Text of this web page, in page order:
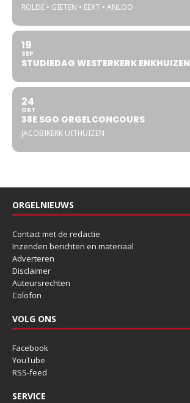
ROLDE • GIETEN • EEXT • ANLOO
19
SEP
STUDIEDAG WESTERKERK ENKHUIZEN
24
OKT
38E SGO ORGELCONCOURS
JACOBIKERK UITHUIZEN
ORGELNIEUWS
Contact met de redactie
Inzenden berichten en materiaal
Adverteren
Disclaimer
Auteursrechten
Colofon
VOLG ONS
Facebook
YouTube
RSS-feed
SERVICE